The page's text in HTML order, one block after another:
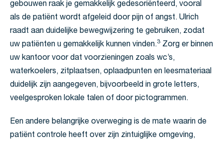
gebouwen raak je gemakkelijk gedesoriënteerd, vooral
als de patiënt wordt afgeleid door pijn of angst. Ulrich
raadt aan duidelijke bewegwijzering te gebruiken, zodat
uw patiënten u gemakkelijk kunnen vinden.3 Zorg er binnen
uw kantoor voor dat voorzieningen zoals wc’s,
waterkoelers, zitplaatsen, oplaadpunten en leesmateriaal
duidelijk zijn aangegeven, bijvoorbeeld in grote letters,
veelgesproken lokale talen of door pictogrammen.
Een andere belangrijke overweging is de mate waarin de
patiënt controle heeft over zijn zintuiglijke omgeving,